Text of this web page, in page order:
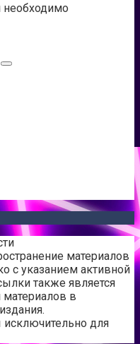
материалов
с указанием активной
также является
в
для